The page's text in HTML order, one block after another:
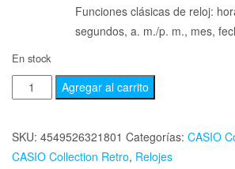
Funciones clásicas de reloj:
segundos, a. m./p. m., mes,
En stock
Agregar al carrito
SKU: 4549526321801 Categorías: CASIO
CASIO Collection Retro, Relojes